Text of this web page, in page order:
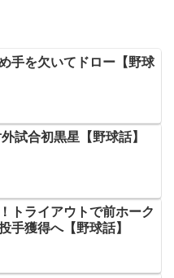
手を欠いてドロー【野球
試合初黒星【野球話】
トライアウトで前ホーク
手獲得へ【野球話】